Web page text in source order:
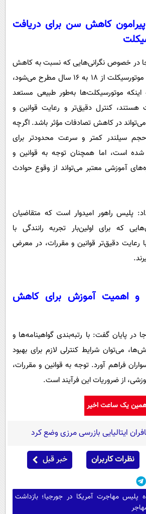
پیرامون کاهش سن برای دریافت
در خصوص نگرانی‌هایی که نسبت به کاهش
سن دریافت گواهینامه موتورسیکلت از ۱۸ به ۱۶ سال مطرح می‌شود،
اینکه موتورسیکلت‌ها به‌طور طبیعی مستعد
هستند، کنترل دقیق‌تر و رعایت قوانین و
در کاهش تصادفات مؤثر باشد. اگرچه
سیلندر کمتر و سرعت محدودتر برای
شده است، اما همچنان توجه به قوانین و
آموزشی معتبر می‌تواند از وقوع حوادث
پلیس راهور امیدوار است که متقاضیان
که برای اولین‌بار تجربه رانندگی با
با رعایت دقیق‌تر قوانین و مقررات، در معرض
و اهمیت آموزش برای کاهش
در پایان گفت: با رتبه‌بندی گواهینامه‌ها و
می‌توان شرایط کنترلی لازم برای بهبود
فراهم آورد. توجه به قوانین و مقررات،
از ضروریات این فرآیند است.
همین یک ساعت اخیر
ایتالیایی بازرسی مرزی وضع کرد
نظرات کاربران خبر قبل
پلیس مهاجرت آمریکا در جورجیا؛ بازداشت